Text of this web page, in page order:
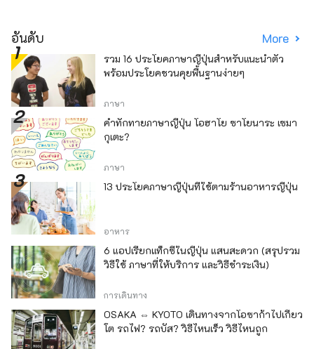
อันดับ More
รวม 16 ประโยคภาษาญี่ปุ่นสำหรับแนะนำตัว
พร้อมประโยคชวนคุยพื้นฐานง่ายๆ
ภาษา
คำทักทายภาษาญี่ปุ่น โอฮาโย ซาโยนาระ เซมา
กุเตะ?
ภาษา
13 ประโยคภาษาญี่ปุ่นที่ใช้ตามร้านอาหารญี่ปุ่น
อาหาร
6 แอปเรียกแท็กซี่ในญี่ปุ่น แสนสะดวก (สรุปรวม
วิธีใช้ ภาษาที่ให้บริการ และวิธีชำระเงิน)
การเดินทาง
OSAKA ⇔ KYOTO เดินทางจากโอซาก้าไปเกียว
โต รถไฟ? รถบัส? วิธีไหนเร็ว วิธีไหนถูก